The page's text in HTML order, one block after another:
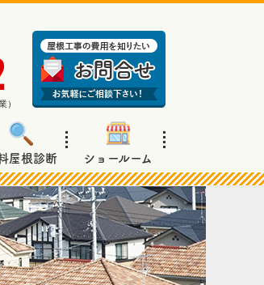
）
屋根診断 ショールーム